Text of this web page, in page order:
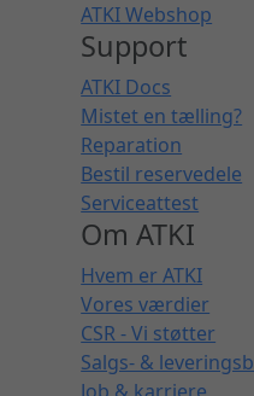
ATKI Webshop
Support
ATKI Docs
Mistet en tælling?
Reparation
Bestil reservedele
Serviceattest
Om ATKI
Hvem er ATKI
Vores værdier
CSR - Vi støtter
Salgs- &